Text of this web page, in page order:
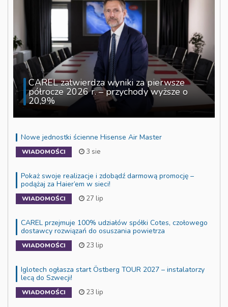
CAREL zatwierdza wyniki za pierwsze
półrocze 2026 r. – przychody wyższe o
20,9%
Nowe jednostki ścienne Hisense Air Master
WIADOMOŚCI 3 sie
Pokaż swoje realizacje i zdobądź darmową promocję –
podążaj za Haier’em w sieci!
WIADOMOŚCI 27 lip
CAREL przejmuje 100% udziałów spółki Cotes, czołowego
dostawcy rozwiązań do osuszania powietrza
WIADOMOŚCI 23 lip
Iglotech ogłasza start Östberg TOUR 2027 – instalatorzy
lecą do Szwecji!
WIADOMOŚCI 23 lip